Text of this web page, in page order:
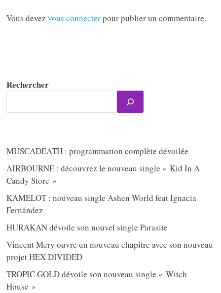
Vous devezvous connecterpour publier un commentaire.
Rechercher
MUSCADEATH : programmation complète dévoilée
AIRBOURNE : découvrez le nouveau single « Kid In A
Candy Store »
KAMELOT : nouveau single Ashen World feat Ignacia
Fernández
HURAKAN dévoile son nouvel single Parasite
Vincent Mery ouvre un nouveau chapitre avec son nouveau
projet HEX DIVIDED
TROPIC GOLD dévoile son nouveau single « Witch
House »